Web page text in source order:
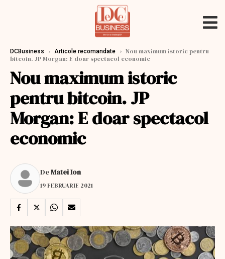
DCBusiness › Articole recomandate › Nou maximum istoric pentru
bitcoin. JP Morgan: E doar spectacol economic
Nou maximum istoric
pentru bitcoin. JP
Morgan: E doar spectacol
economic
DeMatei Ion
19 FEBRUARIE 2021